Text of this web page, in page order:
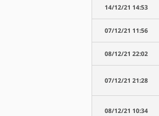
14:53 14/12/21
11:56 07/12/21
22:02 08/12/21
21:28 07/12/21
10:34 08/12/21